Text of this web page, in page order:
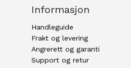
Informasjon
Handleguide
Frakt og levering
Angrerett og garanti
Support og retur